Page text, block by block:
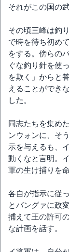
それがこの国の
その頃三峰は釣
で時を待ち初め
をする。傍らの
ぐな釣り針を使
を欺く」からと
えることができ
した。
同志たちを集め
ンウォンに、そ
示を与えるも、
動くなと言明。
軍の生け捕りを命
各自が指示に従
とバングァに政
捕えて王の許可
な計画を話す。